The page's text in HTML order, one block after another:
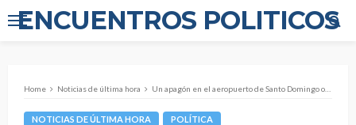
ENCUENTROS POLITICOS
Home Noticias de última hora Un apagón en el aeropuerto de Santo Domingo obliga a desviar cinco vuelos –
NOTICIAS DE ÚLTIMA HORA POLÍTICA